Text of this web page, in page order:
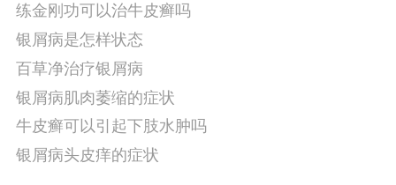
练金刚功可以治牛皮癣吗
银屑病是怎样状态
百草净治疗银屑病
银屑病肌肉萎缩的症状
牛皮癣可以引起下肢水肿吗
银屑病头皮痒的症状